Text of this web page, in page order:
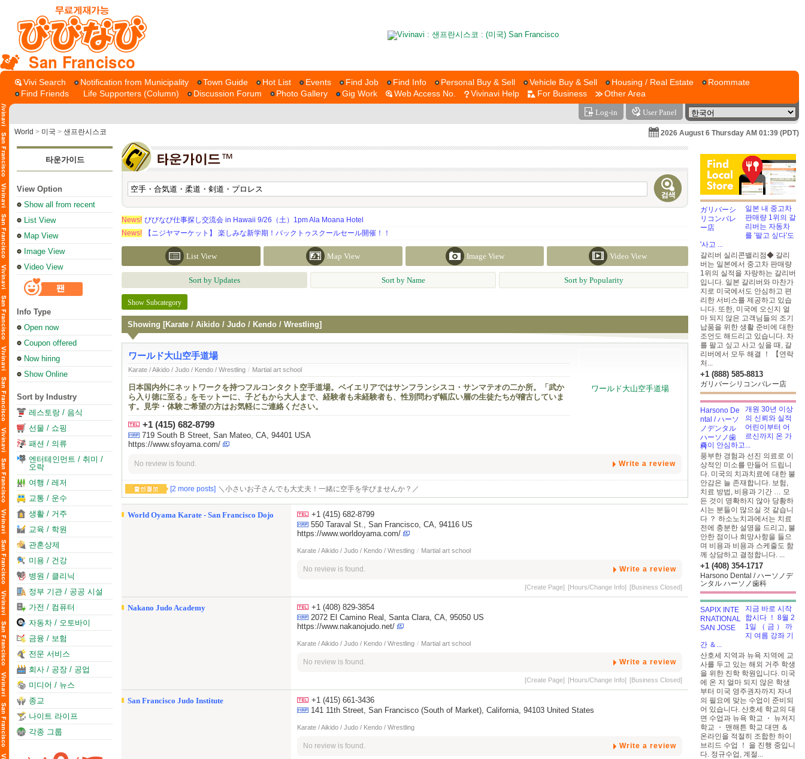
San Francisco
Vivi Search Notification from Municipality Town Guide Hot List Events Find Job Find Info Personal Buy & Sell Vehicle Buy & Sell Housing / Real Estate
Roommate
Find Friends
Life Supporters (Column) Discussion Forum Photo Gallery Gig Work Web Access No. Vivinavi Help For Business Other Area
Log-in User Panel
World > 미국 > 샌프란시스코 2026 August 6 Thursday AM 01:39 (PDT)
타운가이드
View Option
Show all from recent
List View
Map View
Image View
Video View
Info Type
Open now
Coupon offered
Now hiring
Show Online
Sort by Industry
레스토랑 / 음식
선물 / 쇼핑
패션 / 의류
엔터테인먼트 / 취미 /
오락
여행 / 레저
교통 / 운수
생활 / 거주
교육 / 학원
관혼상제
미용 / 건강
병원 / 클리닉
정부 기관 / 공공 시설
가전 / 컴퓨터
자동차 / 오토바이
금융 / 보험
전문 서비스
회사 / 공장 / 공업
미디어 / 뉴스
종교
나이트 라이프
각종 그룹
News! びびなび仕事探し交流会 in Hawaii 9/26（土）1pm Ala Moana Hotel
News!
【ニジヤマーケット】 楽しみな新学期！バックトゥスクールセール開催！！
List View Map View Image View Video View
Sort by Updates Sort by Name Sort by Popularity
Show Subcategory
Showing [Karate / Aikido / Judo / Kendo / Wrestling]
ワールド大山空手道場
Karate / Aikido / Judo / Kendo / Wrestling / Martial art school
日本国内外にネットワークを持つフルコンタクト空手道場。ベイエリアではサンフランシスコ・サンマテオの二か所。「武か
ら入り徳に至る」をモットーに、子どもから大人まで、経験者も未経験者も、性別問わず幅広い層の生徒たちが稽古していま
す。見学・体験ご希望の方はお気軽にご連絡ください。
+1 (415) 682-8799
719 South B Street, San Mateo, CA, 94401 USA
https://www.sfoyama.com/
No review is found. Write a review
[2 more posts] ＼小さいお子さんでも大丈夫！一緒に空手を学びませんか？／
World Oyama Karate - San Francisco Dojo
+1 (415) 682-8799
550 Taraval St., San Francisco, CA, 94116 US
https://www.worldoyama.com/
Karate / Aikido / Judo / Kendo / Wrestling / Martial art school
No review is found. Write a review
[Create Page] [Hours/Change Info] [Business Closed]
Nakano Judo Academy
+1 (408) 829-3854
2072 El Camino Real, Santa Clara, CA, 95050 US
https://www.nakanojudo.net/
Karate / Aikido / Judo / Kendo / Wrestling / Martial art school
No review is found. Write a review
[Create Page] [Hours/Change Info] [Business Closed]
San Francisco Judo Institute
+1 (415) 661-3436
141 11th Street, San Francisco (South of Market), California, 94103 United States
Karate / Aikido / Judo / Kendo / Wrestling
No review is found. Write a review
일본 내 중고차
판매량 1위의 갈
리버는 자동차
를 '팔고 싶다'도
'사고 ...
갈리버 실리콘밸리점◆ 갈리
버는 일본에서 중고차 판매량
1위의 실적을 자랑하는 갈리버
입니다. 일본 갈리버와 마찬가
지로 미국에서도 안심하고 편
리한 서비스를 제공하고 있습
니다. 또한, 미국에 오신지 얼
마 되지 않은 고객님들의 조기
납품을 위한 생활 준비에 대한
조언도 해드리고 있습니다. 차
를 팔고 싶고 사고 싶을 때, 갈
리버에서 모두 해결 ！ 【연락
처...
+1 (888) 585-8813
ガリバーシリコンバレー店
개원 30년 이상
의 신뢰와 실적
어린이부터 어
르신까지 온 가
족이 안심하고...
풍부한 경험과 선진 의료로 이
상적인 미소를 만들어 드립니
다. 미국의 치과치료에 대한 불
안감은 늘 존재합니다. 보험,
치료 방법, 비용과 기간 … 모
든 것이 명확하지 않아 당황하
시는 분들이 많으실 것 같습니
다 ？ 하소노치과에서는 치료
전에 충분한 설명을 드리고, 불
안한 점이나 희망사항을 들으
며 비용과 비용과 스케줄도 함
께 상담하고 결정합니다. ...
+1 (408) 354-1717
Harsono Dental / ハーソノデ
ンタル ハーソノ歯科
지금 바로 시작
합시다 ！ 8월 2
1일 （ 금 ） 까
지 여름 강좌 기
간 ＆...
산호세 지역과 뉴욕 지역에 교
사를 두고 있는 해외 거주 학생
을 위한 진학 학원입니다. 미국
에 온 지 얼마 되지 않은 학생
부터 미국 영주권자까지 자녀
의 필요에 맞는 수업이 준비되
어 있습니다. 산호세 학교의 대
면 수업과 뉴욕 학교 ・ 뉴저지
학교 ・ 맨해튼 학교 대면 ＆
온라인을 적절히 조합한 하이
브리드 수업 ！ 을 진행 중입니
다. 정규수업, 계절...